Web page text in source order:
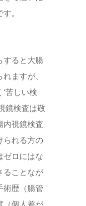
。
すると大腸
ますが、
苦しい検
鏡検査は敬
内視鏡検査
られる方の
ゼロにはな
ることなが
術歴（腸管